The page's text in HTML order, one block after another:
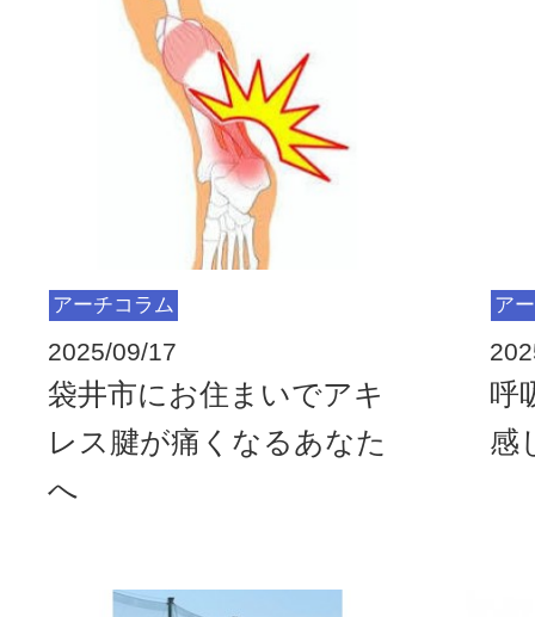
アーチコラム
2025/09/17
袋井市にお住まいでアキ
レス腱が痛くなるあなた
へ
ア
呼
感